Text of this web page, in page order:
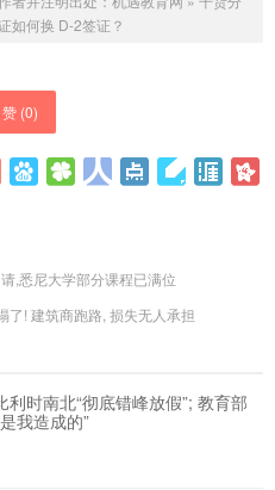
如何换 D-2签证？
赞 (0)
,悉尼大学部分课程已满位
了! 建筑商跑路, 损失无人承担
时南北“彻底错峰放假”; 教育部
我造成的”